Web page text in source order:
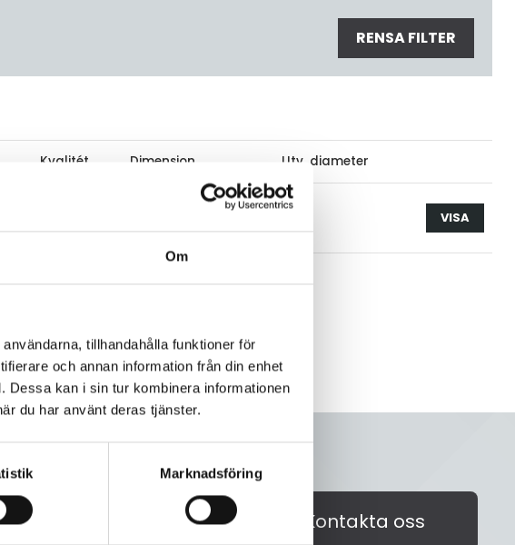
Om
tillhandahålla funktioner för
och annan information från din enhet
Dessa kan i sin tur kombinera informationen
du har använt deras tjänster.
Marknadsföring
RENSA FILTER
Kvalitét Dimension Utv, diameter
VISA
inte att kontakta oss på
du är alltid välkommen!
Kontakta oss